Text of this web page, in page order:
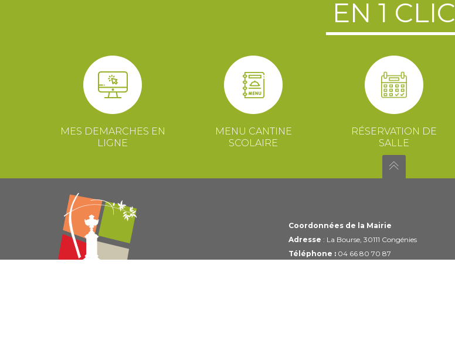
EN 1 CLIC
MES DEMARCHES EN
LIGNE
MENU CANTINE
SCOLAIRE
RÉSERVATION DE
SALLE
Coordonnées de la Mairie
Adresse : La Bourse, 30111 Congénies
Téléphone :04 66 80 70 87